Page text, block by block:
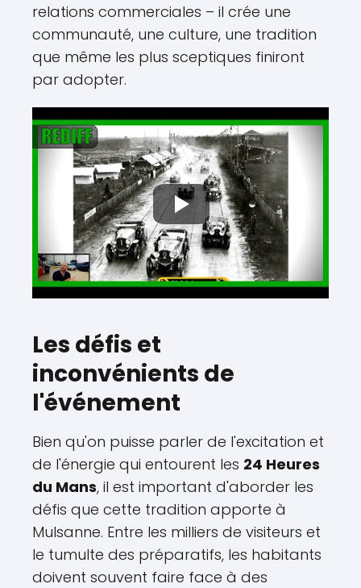
relations commerciales – il crée une
communauté, une culture, une tradition
que même les plus sceptiques finiront
par adopter.
Les défis et
inconvénients de
l'événement
Bien qu'on puisse parler de l'excitation et
de l'énergie qui entourent les 24 Heures
du Mans, il est important d'aborder les
défis que cette tradition apporte à
Mulsanne. Entre les milliers de visiteurs et
le tumulte des préparatifs, les habitants
doivent souvent faire face à des